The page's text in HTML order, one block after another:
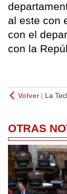
al este con
con el
con la
Volver| La
OTRAS